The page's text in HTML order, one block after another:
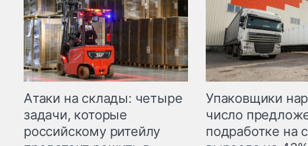
Атаки на склады: четыре
задачи, которые
российскому ритейлу
Упаковщики
число
подработке на